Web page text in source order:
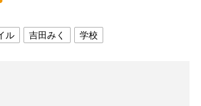
ル 吉田みく 学校